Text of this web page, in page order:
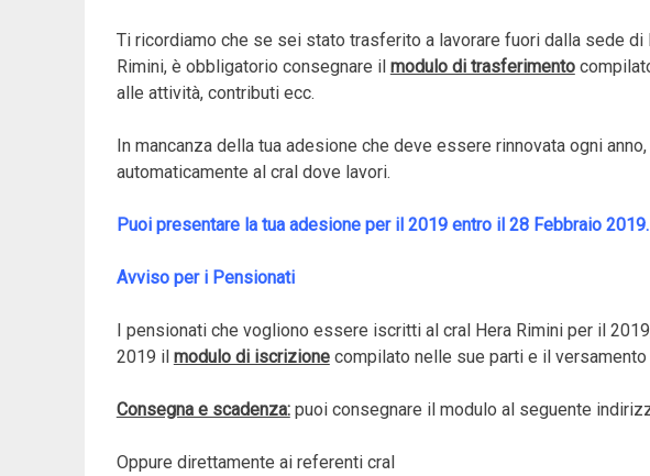
Ti ricordiamo che se sei stato trasferito a lavorare fuori dalla sede di
Rimini, è obbligatorio consegnare il modulo di trasferimento
alle attività, contributi ecc.
In mancanza della tua adesione che deve essere rinnovata ogni
automaticamente al cral dove lavori.
Puoi presentare la tua adesione per il 2019 entro il 28 Febbraio 2019.
Avviso per i Pensionati
I pensionati che vogliono essere iscritti al cral Hera Rimini per il
2019 il modulo di iscrizionecompilato nelle sue parti e il
Consegna e scadenza:puoi consegnare il modulo al seguente
Oppure direttamente ai referenti cral